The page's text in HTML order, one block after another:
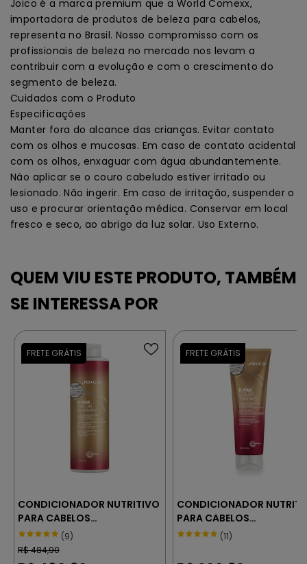
Joico é a marca premium que a World Comexx,
importadora de produtos de beleza para cabelos,
representa no Brasil. Nosso compromisso com os
profissionais de beleza no mercado nos levam a
contribuir com a evolução e com o crescimento do
segmento de beleza.
Cuidados com o Produto
Especificações
Manter fora do alcance das crianças. Evitar contato
com os olhos e mucosas. Em caso de contato acidental
com os olhos, enxaguar com água abundantemente.
Não aplicar se o couro cabeludo estiver irritado ou
lesionado. Não ingerir. Em caso de irritação, suspender o
uso e procurar orientação médica. Conservar em local
fresco e seco, ao abrigo da luz solar. Uso Externo.
CONDICIONADOR NUTRITIVO
PARA CABELOS
MULTIPROCESSADOS –
JOICO K-PAK COLOR
THERAPY 1000 ml
(9)
R$484,90
CONDICIONADOR
PARA CABELOS
MULTIPROCESSADOS –
THERAPY 250 ml
(11)